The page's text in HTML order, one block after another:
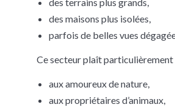
des maisons plus isolées,
parfois de belles vues
Ce secteur plaît particulièrement
aux amoureux de nature,
aux propriétaires d’animaux,